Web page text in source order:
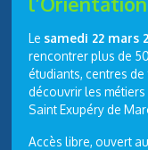
Le samedi 22 mars
rencontrer plus de
étudiants, centres
découvrir les
Saint Exupéry de
Accès libre, ouvert